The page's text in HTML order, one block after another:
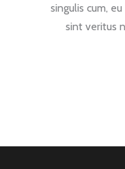
singulis cum,
sint veritus